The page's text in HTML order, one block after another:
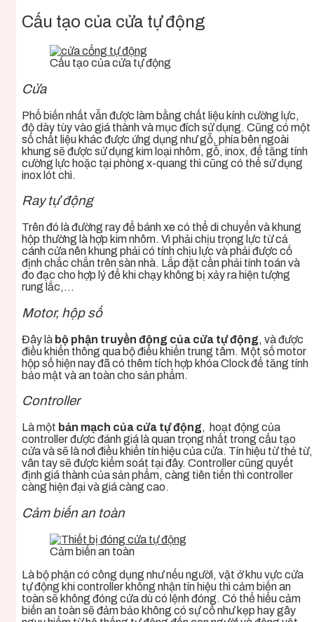
Cấu tạo của cửa tự động
Cấu tạo của cửa tự động
Cửa
Phổ biến nhất vẫn được làm bằng chất liệu kính cường lực,
độ dày tùy vào giá thành và mục đích sử dụng. Cũng có một
số chất liệu khác được ứng dụng như gỗ, phía bên ngoài
khung sẽ được sử dụng kim loại nhôm, gỗ, inox, để tăng tính
cường lực hoặc tại phòng x-quang thì cũng có thể sử dụng
inox lót chì.
Ray tự động
Trên đó là đường ray để bánh xe có thể di chuyển và khung
hộp thường là hợp kim nhôm. Vì phải chịu trọng lực từ cả
cánh cửa nên khung phải có tính chịu lực và phải được cố
định chắc chắn trên sàn nhà. Lắp đặt cần phải tính toán và
đo đạc cho hợp lý để khi chạy không bị xảy ra hiện tượng
rung lắc,…
Motor, hộp số
Đây là bộ phận truyền động của cửa tự động, và được
điều khiển thông qua bộ điều khiển trung tâm. Một số motor
hộp số hiện nay đã có thêm tích hợp khóa Clock để tăng tính
bảo mật và an toàn cho sản phẩm.
Controller
Là một bản mạch của cửa tự động, hoạt động của
controller được đánh giá là quan trọng nhất trong cấu tạo
cửa và sẽ là nơi điều khiển tín hiệu của cửa. Tín hiệu từ thẻ từ,
vân tay sẽ được kiểm soát tại đây. Controller cũng quyết
định giá thành của sản phẩm, càng tiên tiến thì controller
càng hiện đại và giá càng cao.
Cảm biến an toàn
Cảm biến an toàn
Là bộ phận có công dụng như nếu người, vật ở khu vực cửa
tự động khi controller không nhận tín hiệu thì cảm biến an
toàn sẽ không đóng cửa dù có lệnh đóng. Có thể hiểu cảm
biến an toàn sẽ đảm bảo không có sự cố như kẹp hay gây